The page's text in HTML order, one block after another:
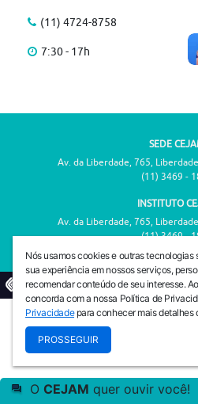
(11) 4724-8758
7:30 - 17h
SEDE
Av. da Liberdade, 765,
(11) 3469 -
INSTITUTO
Av. da Liberdade, 765,
(11) 3469 -
© 2026
Nós usamos cookies e outras tecnologias
sua experiência em nossos serviços,
recomendar conteúdo de seu interesse.
concorda com a nossa Política de
Privacidadepara conhecer mais detalhes
PROSSEGUIR
O CEJAM quer ouvir você!